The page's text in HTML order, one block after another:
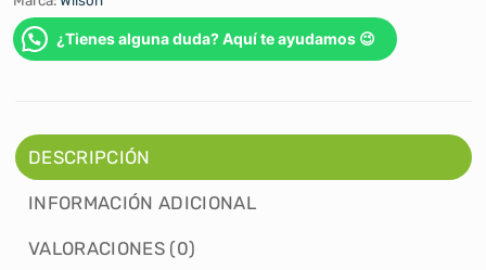
¿Tienes alguna duda? Aquí te ayudamos 😉
DESCRIPCIÓN
INFORMACIÓN ADICIONAL
VALORACIONES (0)